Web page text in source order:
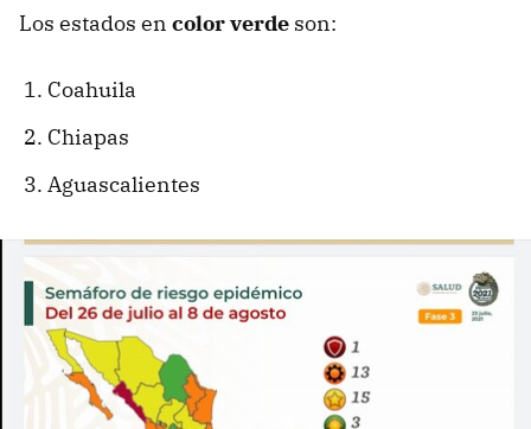
Los estados en color verde son:
Coahuila
Chiapas
Aguascalientes